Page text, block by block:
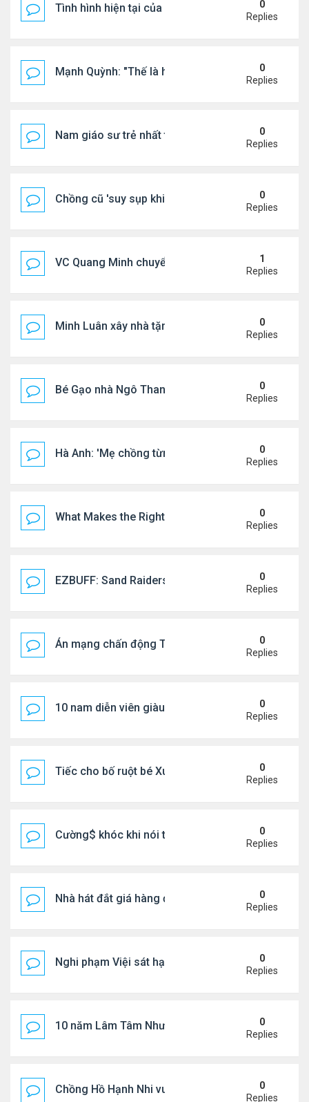
Tình hình hiện tại của Quang Lê
0
Replies
Mạnh Quỳnh: "Thế là hết"
0
Replies
Nam giáo sư trẻ nhất thế giới ở tuổi 18
0
Replies
Chồng cũ 'suy sụp khi biết tin Nicole Kidman có
0
Replies
VC Quang Minh chuyển về tổ ấm
1
Replies
Minh Luân xây nhà tặng cha mẹ
0
Replies
Bé Gạo nhà Ngô Thanh Vân dễ thương trong tiệc
0
Replies
Hà Anh: 'Mẹ chồng từng ngạc nhiên vì tôi luôn trả
0
Replies
What Makes the Right Retail POS Matter?0
Replies
EZBUFF: Sand Raiders of Sophie Farming
0
Replies
Án mạng chấn động Thái lan: hai chị em người
0
Replies
10 nam diễn viên giàu nhất Trung Quốc 2026
0
Replies
Tiếc cho bố ruột bé Xuân Mai ở Mỹ
0
Replies
Cường$ khóc khi nói thật về hôn nhân
0
Replies
Nhà hát đắt giá hàng đầu tg ở VN
0
Replies
Nghi phạm Việi sát hại cụ bà 91 tuổi, phi tang xác
0
Replies
10 năm Lâm Tâm Như - Hoắc Kiến Hoa
0
Replies
Chồng Hồ Hạnh Nhi vui vẻ ôm người cũ của vợ
0
Replies